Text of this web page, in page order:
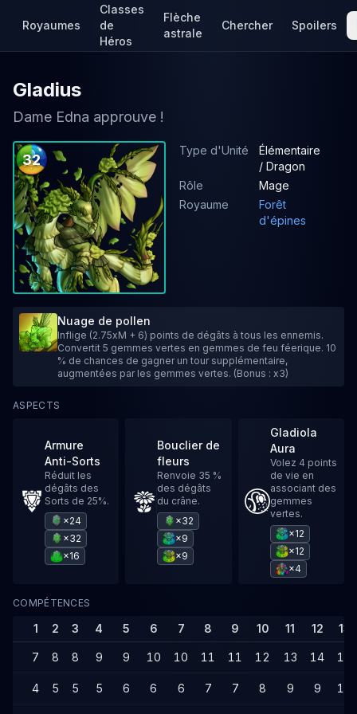
Royaumes
Classes
de
Héros
Flèche
astrale
Chercher Spoilers
Gladius
Dame Edna approuve !
32
Type d'Unité
Élémentaire
/ Dragon
Rôle
Mage
Royaume
Forêt
d'épines
Nuage de pollen
Inflige (2.75xM + 6) points de dégâts à tous les ennemis.
Convertit 5 gemmes vertes en gemmes de feu féerique. 10
% de chances de gagner un tour supplémentaire,
augmentées par les gemmes vertes. (Bonus : x3)
ASPECTS
Armure
Anti-Sorts
Réduit les
dégâts des
Sorts de 25%.
×24
×32
×16
Bouclier de
fleurs
Renvoie 35 %
des dégâts
du crâne.
×32
×9
×9
Gladiola
Aura
Volez 4 points
de vie en
associant des
gemmes
vertes.
×12
×12
×4
COMPÉTENCES
1 2 3 4 5 6 7 8 9 10 11 12 13
7 8 8 9 9 10 10 11 11 12 13 14 14
4 5 5 5 6 6 6 7 7 8 9 9 10